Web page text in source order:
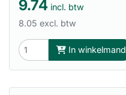
9.74 incl. btw
8.05 excl. btw
In winkelmand